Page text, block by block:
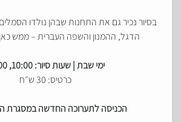
בסיור נכיר גם את התחנות שבהן נולדו
הדגל, ההמנון והשפה העברית – ממש כאן,
ימי שבת | שעות סיור: 10:00, 12:00
כרטיס: 30 ש״ח
הכניסה לתערוכה החדשה במסגרת